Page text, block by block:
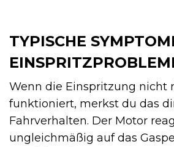
TYPISCHE
Wenn die Einspritzung nicht
funktioniert, merkst du das
Fahrverhalten. Der Motor
ungleichmäßig auf das